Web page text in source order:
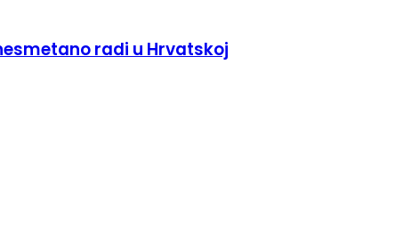
radi u Hrvatskoj